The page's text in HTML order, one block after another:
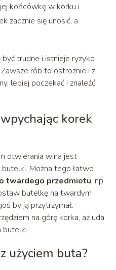
końcówkę w korku i
zacznie się unosić, a
trudne i istnieje ryzyko
rób to ostrożnie i z
lepiej poczekać i znaleźć
korek
otwierania wina jest
Można tego łatwo
twardego przedmiotu, np.
butelkę na twardym
by ją przytrzymał.
na górę korka, aż uda
butelki.
użyciem buta?